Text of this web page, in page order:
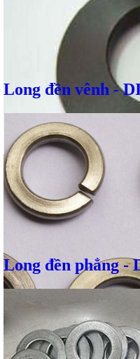
Long đền vênh -
Long đền phẳng -